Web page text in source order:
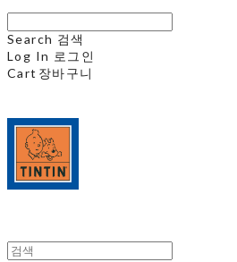
Search 검색
Log In 로그인
Cart 장바구니